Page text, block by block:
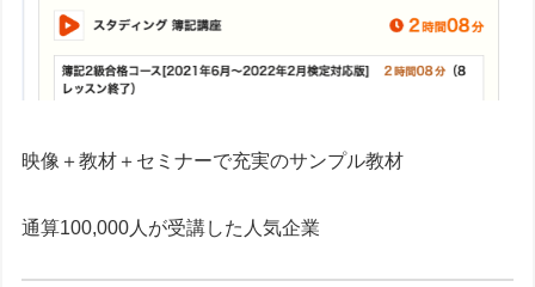
映像＋教材＋セミナーで充実のサンプル教材
通算100,000人が受講した人気企業